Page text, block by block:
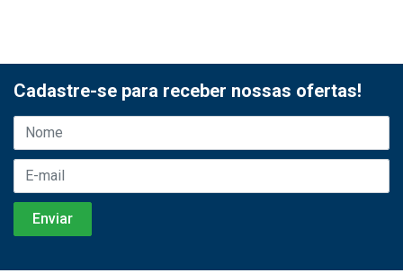
Cadastre-se para receber nossas ofertas!